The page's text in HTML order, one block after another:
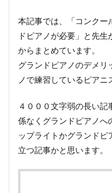
本記事では、「コンクー
ドピアノが必要」と先
からまとめています。
グランドピアノのデメリ
ノで練習しているピアニ
４０００文字弱の長い
係なくグランドピアノへ
ップライトかグランドピ
立つ記事かと思います。